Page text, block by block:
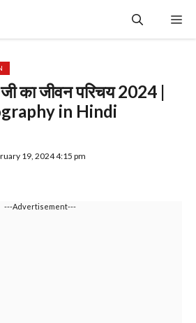
का जीवन परिचय 2024 |
in Hindi
19, 2024 4:15 pm
---Advertisement---